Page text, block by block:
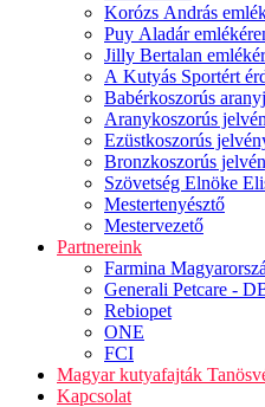
Korózs András
Puy Aladár
Jilly Bertalan
A Kutyás Sportért
Babérkoszorús
Aranykoszorús
Ezüstkoszorús
Bronzkoszorús
Szövetség Elnöke
Mestertenyésztő
Mestervezető
Partnereink
Farmina
Generali Petcare -
Rebiopet
ONE
FCI
Magyar kutyafajták
Kapcsolat